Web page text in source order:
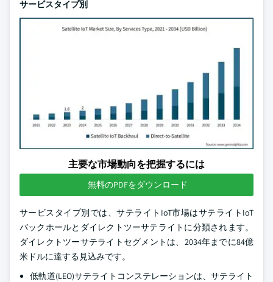
サービスタイプ別
主要な市場動向を把握するには
無料のPDFをダウンロード
サービスタイプ別では、サテライトIoT市場はサテライトIoT
バックホールとダイレクトツーサテライトに分類されます。
ダイレクトツーサテライトセグメントは、2034年までに84億
米ドルに達する見込みです。
低軌道(LEO)サテライトコンステレーションは、サテライト